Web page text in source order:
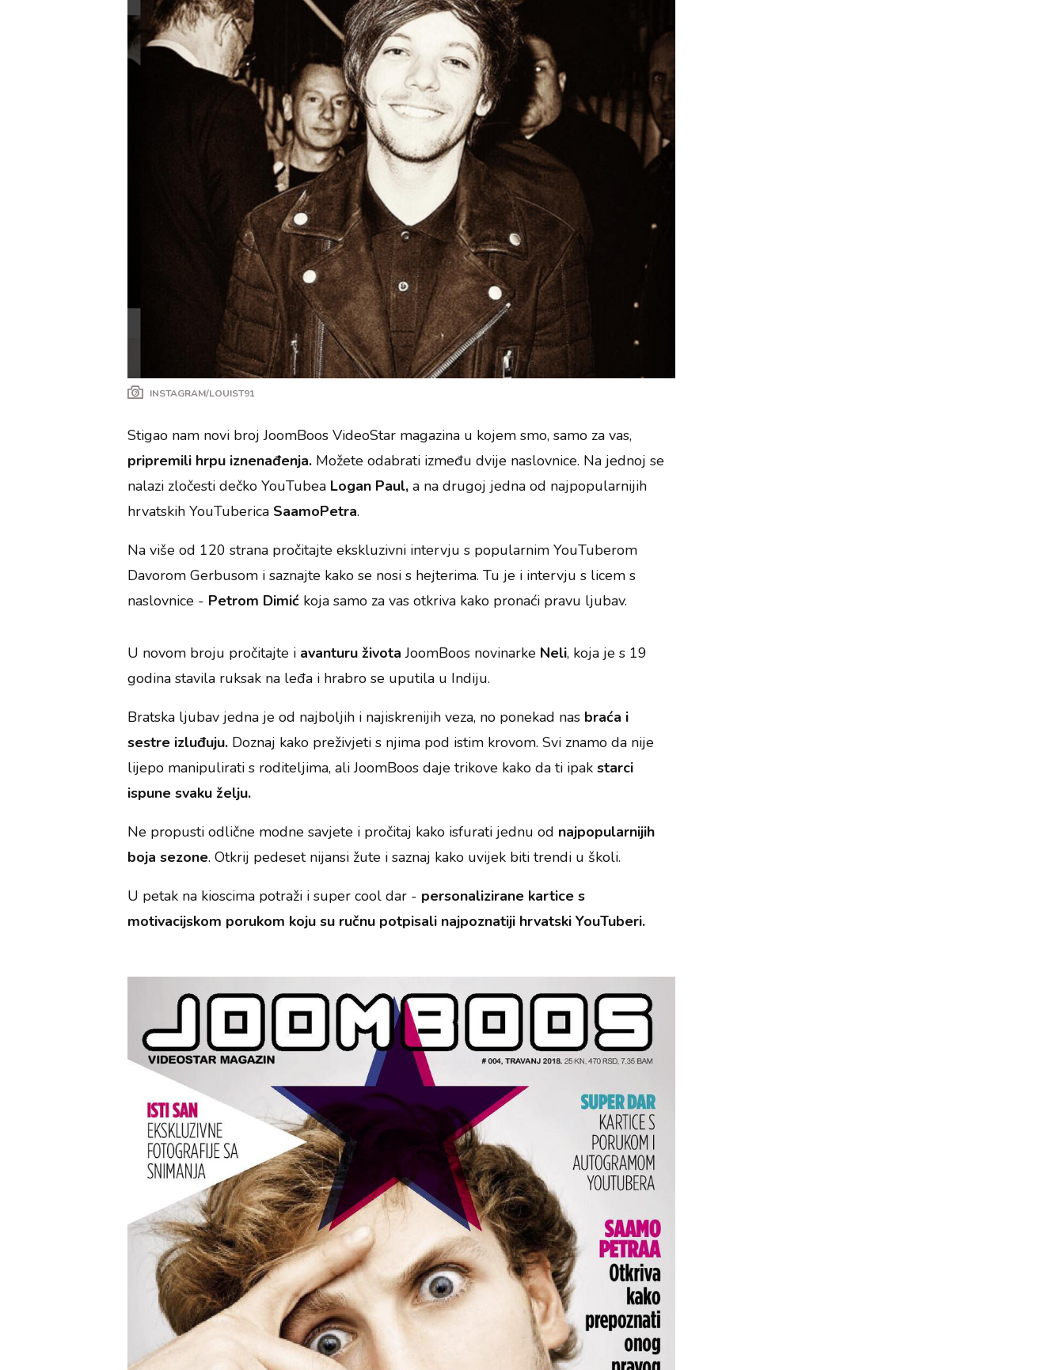
INSTAGRAM/LOUIST91
Stigao nam novi broj JoomBoos VideoStar magazina u kojem smo, samo za vas,
pripremili hrpu iznenađenja. Možete odabrati između dvije naslovnice. Na jednoj se
nalazi zločesti dečko YouTubea Logan Paul, a na drugoj jedna od najpopularnijih
hrvatskih YouTuberica SaamoPetra.
Na više od 120 strana pročitajte ekskluzivni intervju s popularnim YouTuberom
Davorom Gerbusom i saznajte kako se nosi s hejterima. Tu je i intervju s licem s
naslovnice - Petrom Dimić koja samo za vas otkriva kako pronaći pravu ljubav.
U novom broju pročitajte i avanturu životaJoomBoos novinarke Neli, koja je s 19
godina stavila ruksak na leđa i hrabro se uputila u Indiju.
Bratska ljubav jedna je od najboljih i najiskrenijih veza, no ponekad nas braća i
sestre izluđuju. Doznaj kako preživjeti s njima pod istim krovom. Svi znamo da nije
lijepo manipulirati s roditeljima, ali JoomBoos daje trikove kako da ti ipakstarci
ispune svaku želju.
Ne propusti odlične modne savjete i pročitaj kako isfurati jednu od najpopularnijih
boja sezone. Otkrij pedeset nijansi žute i saznaj kako uvijek biti trendi u školi.
U petak na kioscima potraži i super cool dar - personalizirane kartice s
motivacijskom porukom koju su ručnu potpisali najpoznatiji hrvatski YouTuberi.